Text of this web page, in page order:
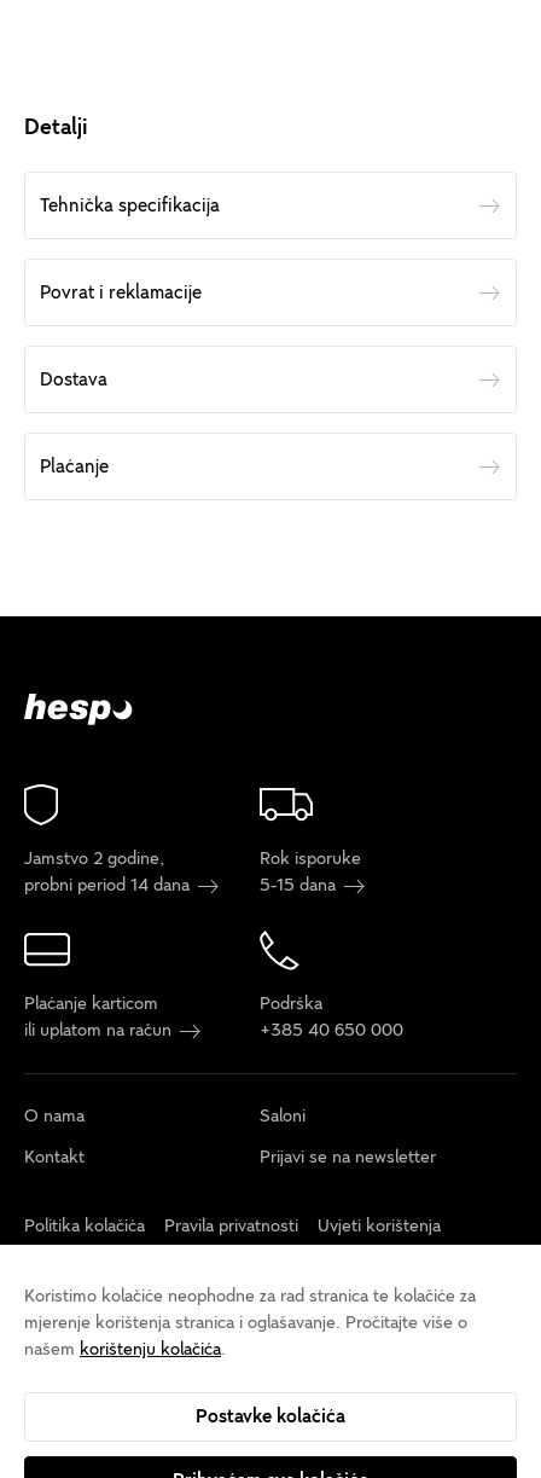
Detalji
Tehnička specifikacija
Povrat i reklamacije
Dostava
Plaćanje
Koristimo kolačiće neophodne za rad stranica te kolačiće za
mjerenje korištenja stranica i oglašavanje. Pročitajte više o
našem korištenju kolačića.
Postavke kolačića
Jamstvo 2 godine,
probni period 14 dana
Rok isporuke
5-15 dana
Plaćanje karticom
ili uplatom na račun
Podrška
+385 40 650 000
O nama
Saloni
Kontakt
Prijavi se na newsletter
Politika kolačića Pravila privatnosti
Uvjeti korištenja
Opći uvjeti veleprodaja